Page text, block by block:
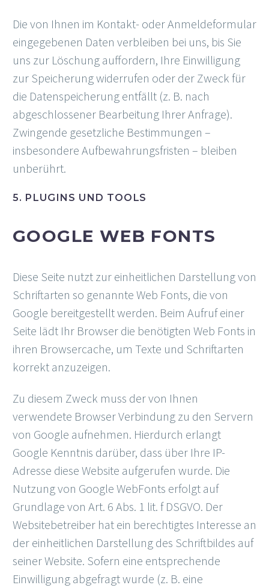
Die von Ihnen im Kontakt- oder Anmeldeformular
eingegebenen Daten verbleiben bei uns, bis Sie
uns zur Löschung auffordern, Ihre Einwilligung
zur Speicherung widerrufen oder der Zweck für
die Datenspeicherung entfällt (z. B. nach
abgeschlossener Bearbeitung Ihrer Anfrage).
Zwingende gesetzliche Bestimmungen –
insbesondere Aufbewahrungsfristen – bleiben
unberührt.
5. PLUGINS UND TOOLS
GOOGLE WEB FONTS
Diese Seite nutzt zur einheitlichen Darstellung von
Schriftarten so genannte Web Fonts, die von
Google bereitgestellt werden. Beim Aufruf einer
Seite lädt Ihr Browser die benötigten Web Fonts in
ihren Browsercache, um Texte und Schriftarten
korrekt anzuzeigen.
Zu diesem Zweck muss der von Ihnen
verwendete Browser Verbindung zu den Servern
von Google aufnehmen. Hierdurch erlangt
Google Kenntnis darüber, dass über Ihre IP-
Adresse diese Website aufgerufen wurde. Die
Nutzung von Google WebFonts erfolgt auf
Grundlage von Art. 6 Abs. 1 lit. f DSGVO. Der
Websitebetreiber hat ein berechtigtes Interesse an
der einheitlichen Darstellung des Schriftbildes auf
seiner Website. Sofern eine entsprechende
Einwilligung abgefragt wurde (z. B. eine